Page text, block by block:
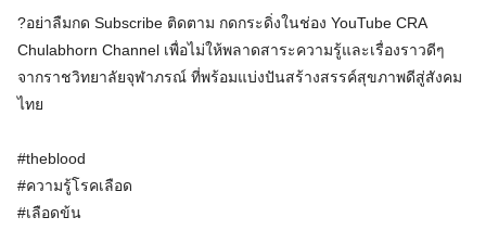
?อย่าลืมกด Subscribe ติดตาม กดกระดิ่งในช่อง YouTube CRA
Chulabhorn Channel เพื่อไม่ให้พลาดสาระความรู้และเรื่องราวดีๆ
จากราชวิทยาลัยจุฬาภรณ์ ที่พร้อมแบ่งปันสร้างสรรค์สุขภาพดีสู่สังคม
ไทย
#theblood
#ความรู้โรคเลือด
#เลือดข้น